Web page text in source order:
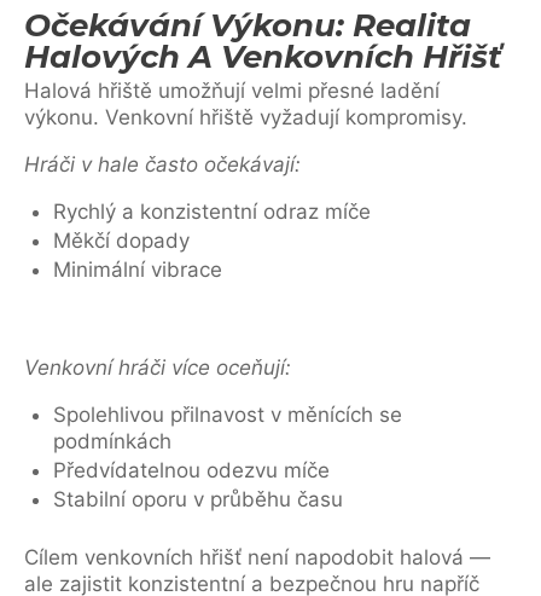
Očekávání Výkonu: Realita
Halových A Venkovních Hřišť
Halová hřiště umožňují velmi přesné ladění
výkonu. Venkovní hřiště vyžadují kompromisy.
Hráči v hale často očekávají:
Rychlý a konzistentní odraz míče
Měkčí dopady
Minimální vibrace
Venkovní hráči více oceňují:
Spolehlivou přilnavost v měnících se
podmínkách
Předvídatelnou odezvu míče
Stabilní oporu v průběhu času
Cílem venkovních hřišť není napodobit halová —
ale zajistit konzistentní a bezpečnou hru napříč